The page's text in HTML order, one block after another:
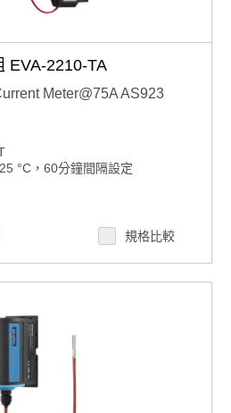
EVA-2210-TA
Meter@75A AS923
°C，60分鐘間隔設定
規格比較